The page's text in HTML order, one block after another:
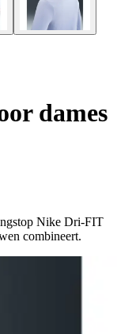
dames
Nike Dri-FIT
combineert.